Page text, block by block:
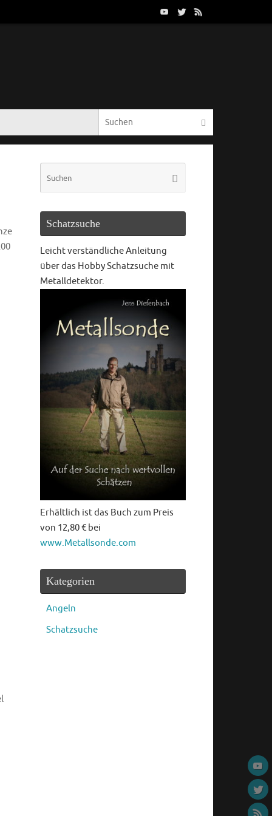
Schatzsuche
Leicht verständliche Anleitung
über das Hobby Schatzsuche mit
Metalldetektor.
Erhältlich ist das Buch zum Preis
von 12,80 € bei
www.Metallsonde.com
Kategorien
Angeln
Schatzsuche